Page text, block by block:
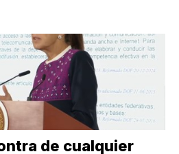
de cualquier